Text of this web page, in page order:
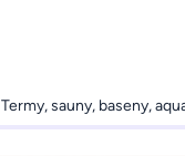
Termy, sauny, baseny,